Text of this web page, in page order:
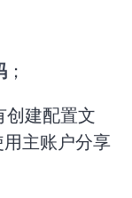
；
创建配置文
主账户分享